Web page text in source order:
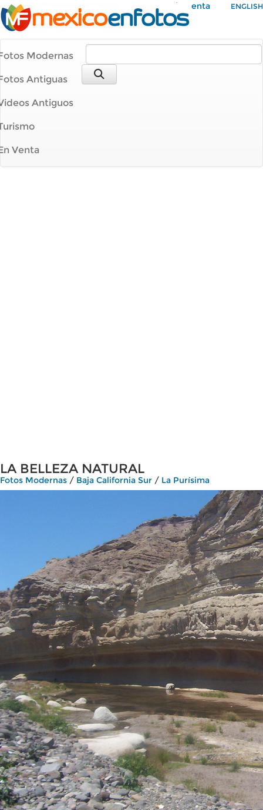
Mi Cuenta ENGLISH
Modernas
Antiguas
Antiguos
Venta
LA BELLEZA NATURAL
Fotos Modernas / Baja California Sur / La Purísima